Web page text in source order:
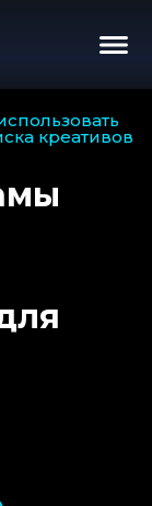
креативов